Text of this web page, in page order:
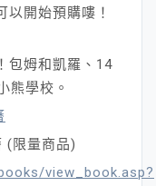
開始預購嘍！
包姆和凱羅、14
熊學校。
(限量商品)
view_book.asp?